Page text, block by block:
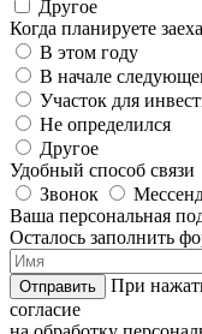
Другое
Когда планируете
В этом году
В начале
Участок для
Не определился
Другое
Удобный способ связи
Звонок
Ваша персональная
Осталось заполнить
Отправить
При
согласие